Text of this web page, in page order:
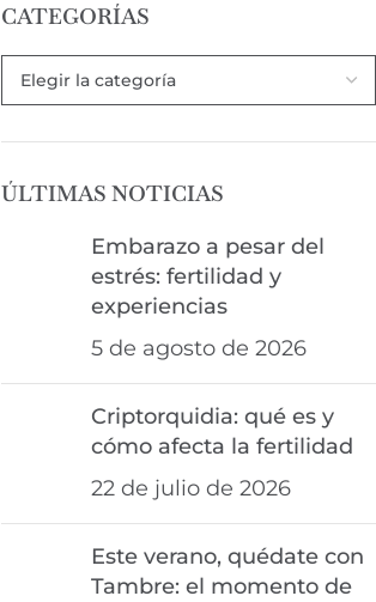
CATEGORÍAS
ÚLTIMAS NOTICIAS
Embarazo a pesar del
estrés: fertilidad y
experiencias
5 de agosto de 2026
Criptorquidia: qué es y
cómo afecta la fertilidad
22 de julio de 2026
Este verano, quédate con
Tambre: el momento de